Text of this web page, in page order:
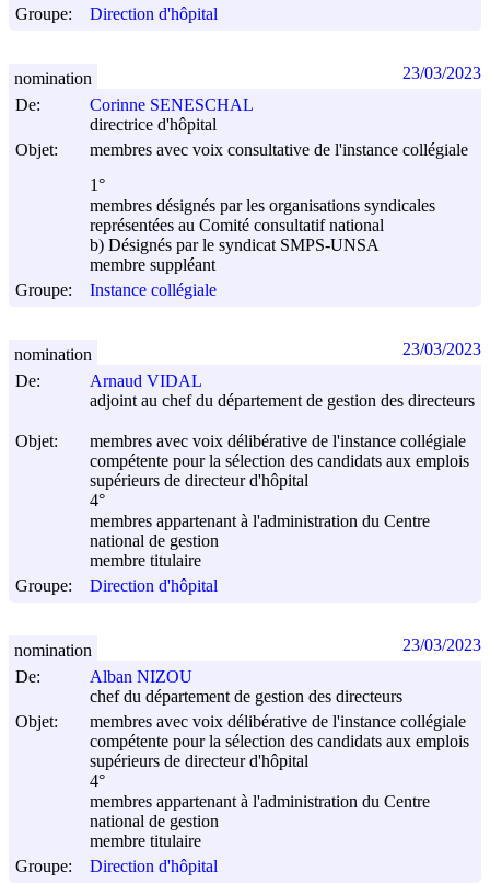
Groupe: Direction d'hôpital
De:
Corinne SENESCHAL
directrice d'hôpital
Objet:
membres avec voix consultative de l'instance collégiale
1°
membres désignés par les organisations syndicales
représentées au Comité consultatif national
b) Désignés par le syndicat SMPS-UNSA
membre suppléant
Groupe:
Instance collégiale
nomination 23/03/2023
De:
Arnaud VIDAL
adjoint au chef du département de gestion des directeurs
Objet:
membres avec voix délibérative de l'instance collégiale
compétente pour la sélection des candidats aux emplois
supérieurs de directeur d'hôpital
4°
membres appartenant à l'administration du Centre
national de gestion
membre titulaire
Groupe:
Direction d'hôpital
nomination 23/03/2023
De:
Alban NIZOU
chef du département de gestion des directeurs
Objet:
membres avec voix délibérative de l'instance collégiale
compétente pour la sélection des candidats aux emplois
supérieurs de directeur d'hôpital
4°
membres appartenant à l'administration du Centre
national de gestion
membre titulaire
Groupe:
Direction d'hôpital
nomination 23/03/2023